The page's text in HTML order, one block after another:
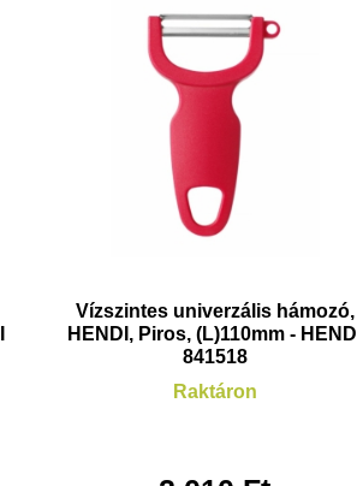
Vízszintes univerzális hámozó,
HENDI, Piros, (L)110mm - HENDI
841518
Raktáron